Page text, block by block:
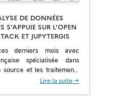
DE DONNÉES
S’APPUIE SUR L’OPEN
ET JUPYTERGIS
derniers mois avec
spécialisée dans
et les traitements
Quantstack contribue à
Lire la suite →